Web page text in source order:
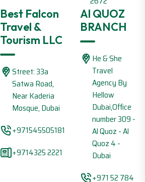
Best Falcon
Travel &
Tourism LLC
Street: 33a
Satwa Road,
Near Kaderia
Mosque, Dubai
+971545505181
+9714325 2221
Al QUOZ
BRANCH
He & She
Travel
Agency By
Hellow
Dubai,Office
number 309 -
Al Quoz - Al
Quoz 4 -
Dubai
+971 52 784